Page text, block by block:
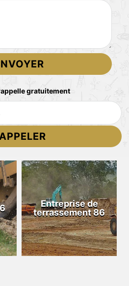
gratuitement
Entreprise de
terrassement 86